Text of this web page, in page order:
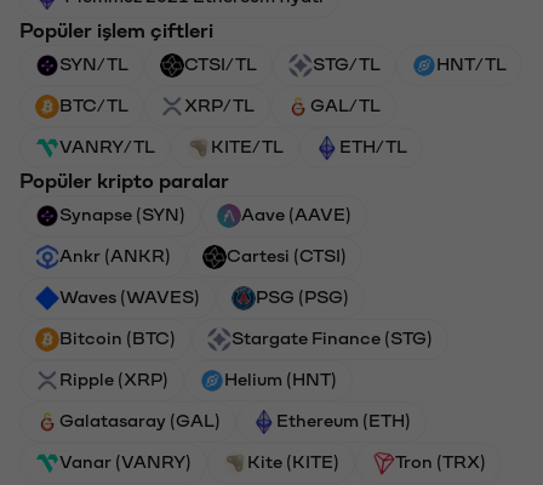
Popüler işlem çiftleri
SYN/TL CTSI/TL STG/TL HNT/TL
BTC/TL XRP/TL GAL/TL
VANRY/TL KITE/TL ETH/TL
Popüler kripto paralar
Synapse (SYN) Aave (AAVE)
Ankr (ANKR) Cartesi (CTSI)
Waves (WAVES) PSG (PSG)
Bitcoin (BTC) Stargate Finance (STG)
Ripple (XRP) Helium (HNT)
Galatasaray (GAL) Ethereum (ETH)
Vanar (VANRY) Kite (KITE) Tron (TRX)